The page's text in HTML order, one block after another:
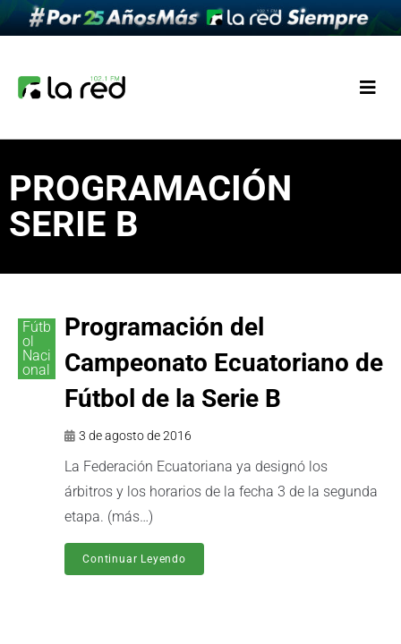
PROGRAMACIÓN
SERIE B
Fútb
ol
Naci
onal
Programación del
Campeonato Ecuatoriano de
Fútbol de la Serie B
3 de agosto de 2016
La Federación Ecuatoriana ya designó los
árbitros y los horarios de la fecha 3 de la segunda
etapa. (más…)
Continuar Leyendo